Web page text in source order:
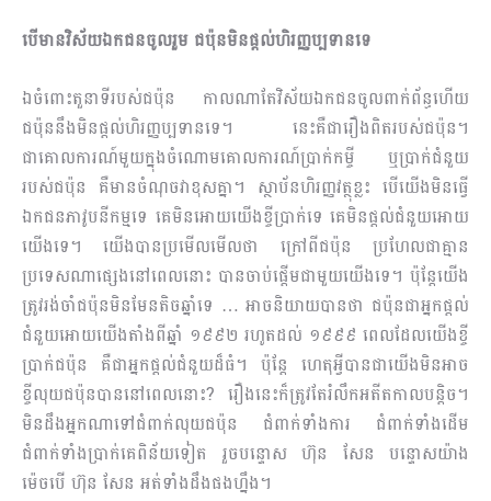
បើមានវិស័យឯកជនចូលរួម ជប៉ុនមិនផ្ដល់ហិរញ្ញប្បទានទេ
ឯចំពោះតួនាទីរបស់ជប៉ុន កាលណាតែវិស័យឯកជនចូលពាក់ព័ន្ធហើយ
ជប៉ុននឹងមិនផ្ដល់ហិរញ្ញប្បទានទេ។ នេះ​គឺជារឿងពិតរបស់ជប៉ុន។
ជាគោលការណ៍មួយក្នុងចំណោមគោលការណ៍ប្រាក់កម្ចី ឬប្រាក់ជំនួយ
របស់ជប៉ុន​ គឺមានចំណុចវាខុសគ្នា។ ស្ថាប័នហិរញ្ញវត្ថុខ្លះ បើយើងមិនធ្វើ
ឯកជនភាវូបនីកម្មទេ គេមិនអោយយើងខ្ចីប្រាក់ទេ គេមិនផ្ដល់ជំនួយអោយ
យើងទេ។ យើងបានប្រមើលមើលថា ក្រៅពីជប៉ុន ប្រហែលជាគ្មាន
ប្រទេសណាផ្សេងនៅពេលនោះ បានចាប់ផ្ដើមជាមួយយើងទេ។ ប៉ុន្តែយើង
ត្រូវរង់ចាំជប៉ុនមិនមែនតិចឆ្នាំទេ … អាចនិ​យាយបានថា ជប៉ុនជាអ្នកផ្ដល់
ជំនួយអោយយើងតាំងពីឆ្នាំ ១៩៩២ រហូតដល់ ១៩៩៩ ពេលដែលយើងខ្ចី
ប្រាក់ជប៉ុន គឺជាអ្នកផ្តល់ជំនួយដ៏ធំ។ ប៉ុន្តែ ហេតុអ្វីបានជាយើងមិនអាច
ខ្ចីលុយជប៉ុនបាននៅពេលនោះ? រឿងនេះក៏ត្រូវតែរំលឹកអតីតកាលបន្ដិច។
មិនដឹងអ្នកណាទៅជំពាក់លុយជប៉ុន ជំពាក់ទាំងការ ជំពាក់ទាំងដើម
ជំពាក់ទាំង​ប្រាក់គេពិន័យទៀត រួចបន្ទោស ហ៊ុន សែន បន្ទោសយ៉ាង
ម៉េចបើ ហ៊ុន សែន អត់ទាំងដឹងផងហ្នឹង។